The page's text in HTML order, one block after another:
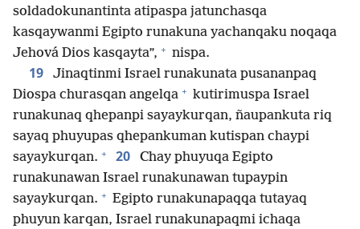
soldadokunantinta atipaspa jatunchasqa
kasqaywanmi Egipto runakuna yachanqaku noqaqa
Jehová Dios kasqayta”, + nispa.
19
Jinaqtinmi Israel runakunata pusananpaq
Diospa churasqan angelqa + kutirimuspa Israel
runakunaq qhepanpi sayaykurqan, ñaupankuta riq
sayaq phuyupas qhepankuman kutispan chaypi
sayaykurqan. + 20
Chay phuyuqa Egipto
runakunawan Israel runakunawan tupaypin
sayaykurqan. + Egipto runakunapaqqa tutayaq
phuyun karqan, Israel runakunapaqmi ichaqa